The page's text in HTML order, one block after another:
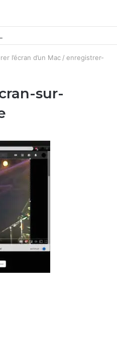
Excel ? Voici 7 solutions !
l’écran d’un Mac / enregistrer-
sur-